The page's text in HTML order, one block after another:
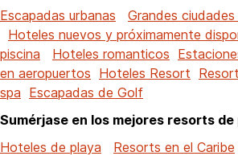
Escapadas urbanas
Grandes
Hoteles nuevos y próximamente
piscina
Hoteles romanticos
en aeropuertos Hoteles Resort
spa Escapadas de Golf
Sumérjase en los mejores resorts de
Hoteles de playa
Resorts en el Caribe